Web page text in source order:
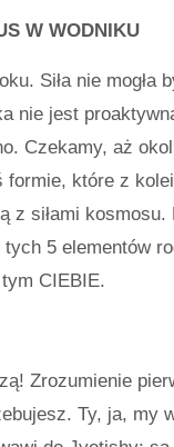
W WODNIKU
Siła nie
nie jest
Czekamy, aż
formie, które z
z siłami
5 elementów
CIEBIE.
Zrozumienie
Ty, ja, my